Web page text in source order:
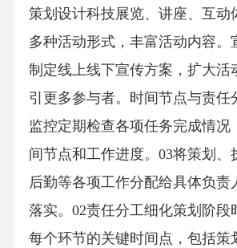
策划设计科技展览、讲座、互动
多种活动形式，丰富活动内容。
制定线上线下宣传方案，扩大活
引更多参与者。时间节点与责任
监控定期检查各项任务完成情况
间节点和工作进度。03将策划、
后勤等各项工作分配给具体负责
落实。02责任分工细化策划阶段
每个环节的关键时间点，包括策